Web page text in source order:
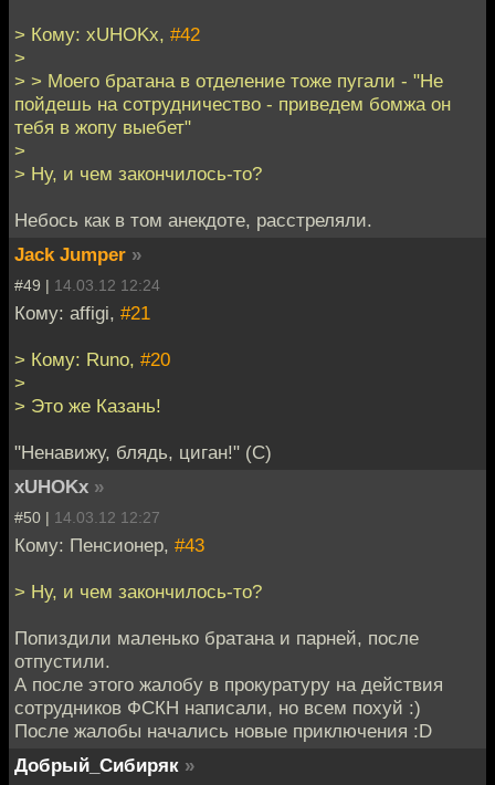
> Кому: xUHOKx, #42
>
> > Моего братана в отделение тоже пугали - "Не
пойдешь на сотрудничество - приведем бомжа он
тебя в жопу выебет"
>
> Ну, и чем закончилось-то?
Небось как в том анекдоте, расстреляли.
Jack Jumper »
#49 | 14.03.12 12:24
Кому: affigi, #21
> Кому: Runo, #20
>
> Это же Казань!
"Ненавижу, блядь, циган!" (С)
xUHOKx »
#50 | 14.03.12 12:27
Кому: Пенсионер, #43
> Ну, и чем закончилось-то?
Попиздили маленько братана и парней, после
отпустили.
А после этого жалобу в прокуратуру на действия
сотрудников ФСКН написали, но всем похуй :)
После жалобы начались новые приключения :D
Добрый_Сибиряк »